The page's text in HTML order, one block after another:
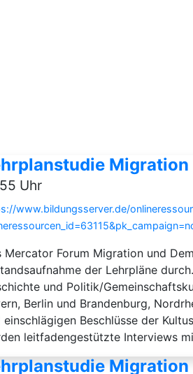
Uhr
www.bildungsserver.de/
Mercator Forum Migration und
der Lehrpläne
und Politik/
Berlin und Brandenburg,
einschlägigen Beschlüsse der
leitfadengestützte Interviews